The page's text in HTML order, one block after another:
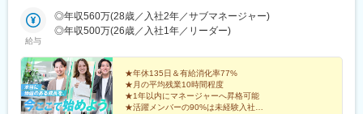
青海駅(東京都)、豊洲駅、有明駅(東京都)、亀戸駅、木場駅(東京
都)、天王洲アイル駅、立会川駅、大崎広小路駅、自由が丘駅、蒲
駅、明治神宮前駅、原宿駅、恵比寿駅、中野駅(東京都)、荻窪駅、
池袋駅、向原駅(東京都)、都電雑司ケ谷駅、赤羽駅、南千住駅、東
武練馬駅、光が丘駅、北千住駅、亀有駅、西葛西駅、吉祥寺駅、
井の頭公園駅、三鷹駅、府中競馬正門前駅、調布駅、町田駅、南
給与
◎年収560万(28歳／入社2年／サブマネージャー)
◎年収500万(26歳／入社1年／リーダー)
★年休135日＆有給消化率77%
★月の平均残業10時間程度
★1年以内にマネージャーへ昇格可能
★活躍メンバーの90%は未経験入社